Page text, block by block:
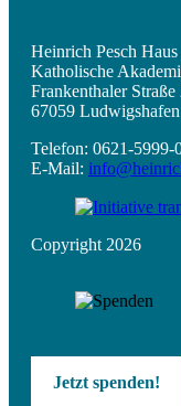
Heinrich Pesch Haus
Katholische
Frankenthaler Straße
67059
Telefon: 0621-5999-
E-Mail:
Copyright 2026
Jetzt spenden!